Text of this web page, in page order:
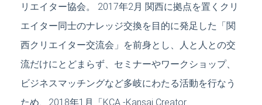
リエイター協会。 2017年2月 関西に拠点を置くクリ
エイター同士のナレッジ交換を目的に発足した「関
西クリエイター交流会」を前身とし、人と人との交
流だけにとどまらず、セミナーやワークショップ、
ビジネスマッチングなど多岐にわたる活動を行なう
ため、2018年1月「KCA -Kansai Creator